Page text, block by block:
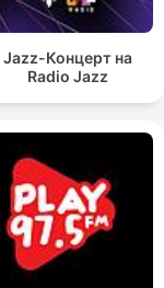
Jazz-Концерт на
Radio Jazz